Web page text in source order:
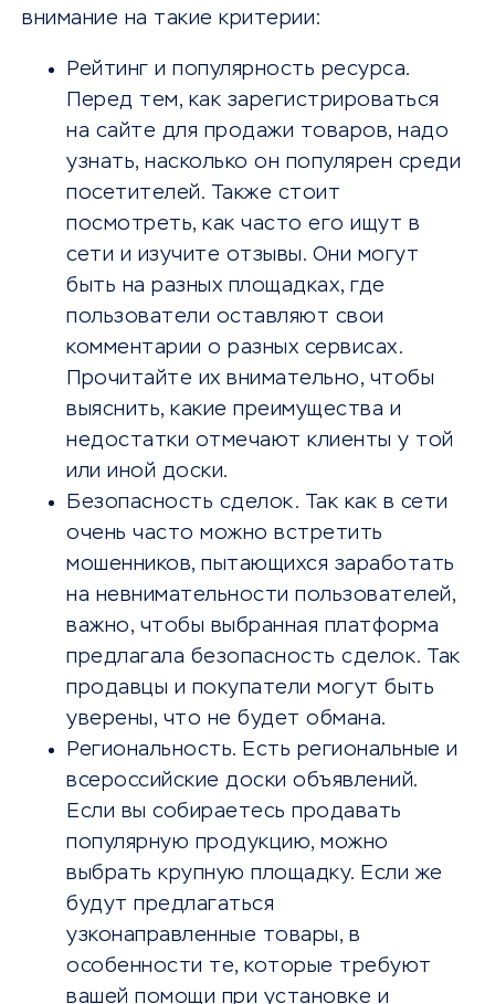
внимание на такие критерии:
Рейтинг и популярность ресурса.
Перед тем, как зарегистрироваться
на сайте для продажи товаров, надо
узнать, насколько он популярен среди
посетителей. Также стоит
посмотреть, как часто его ищут в
сети и изучите отзывы. Они могут
быть на разных площадках, где
пользователи оставляют свои
комментарии о разных сервисах.
Прочитайте их внимательно, чтобы
выяснить, какие преимущества и
недостатки отмечают клиенты у той
или иной доски.
Безопасность сделок. Так как в сети
очень часто можно встретить
мошенников, пытающихся заработать
на невнимательности пользователей,
важно, чтобы выбранная платформа
предлагала безопасность сделок. Так
продавцы и покупатели могут быть
уверены, что не будет обмана.
Региональность. Есть региональные и
всероссийские доски объявлений.
Если вы собираетесь продавать
популярную продукцию, можно
выбрать крупную площадку. Если же
будут предлагаться
узконаправленные товары, в
особенности те, которые требуют
вашей помощи при установке и